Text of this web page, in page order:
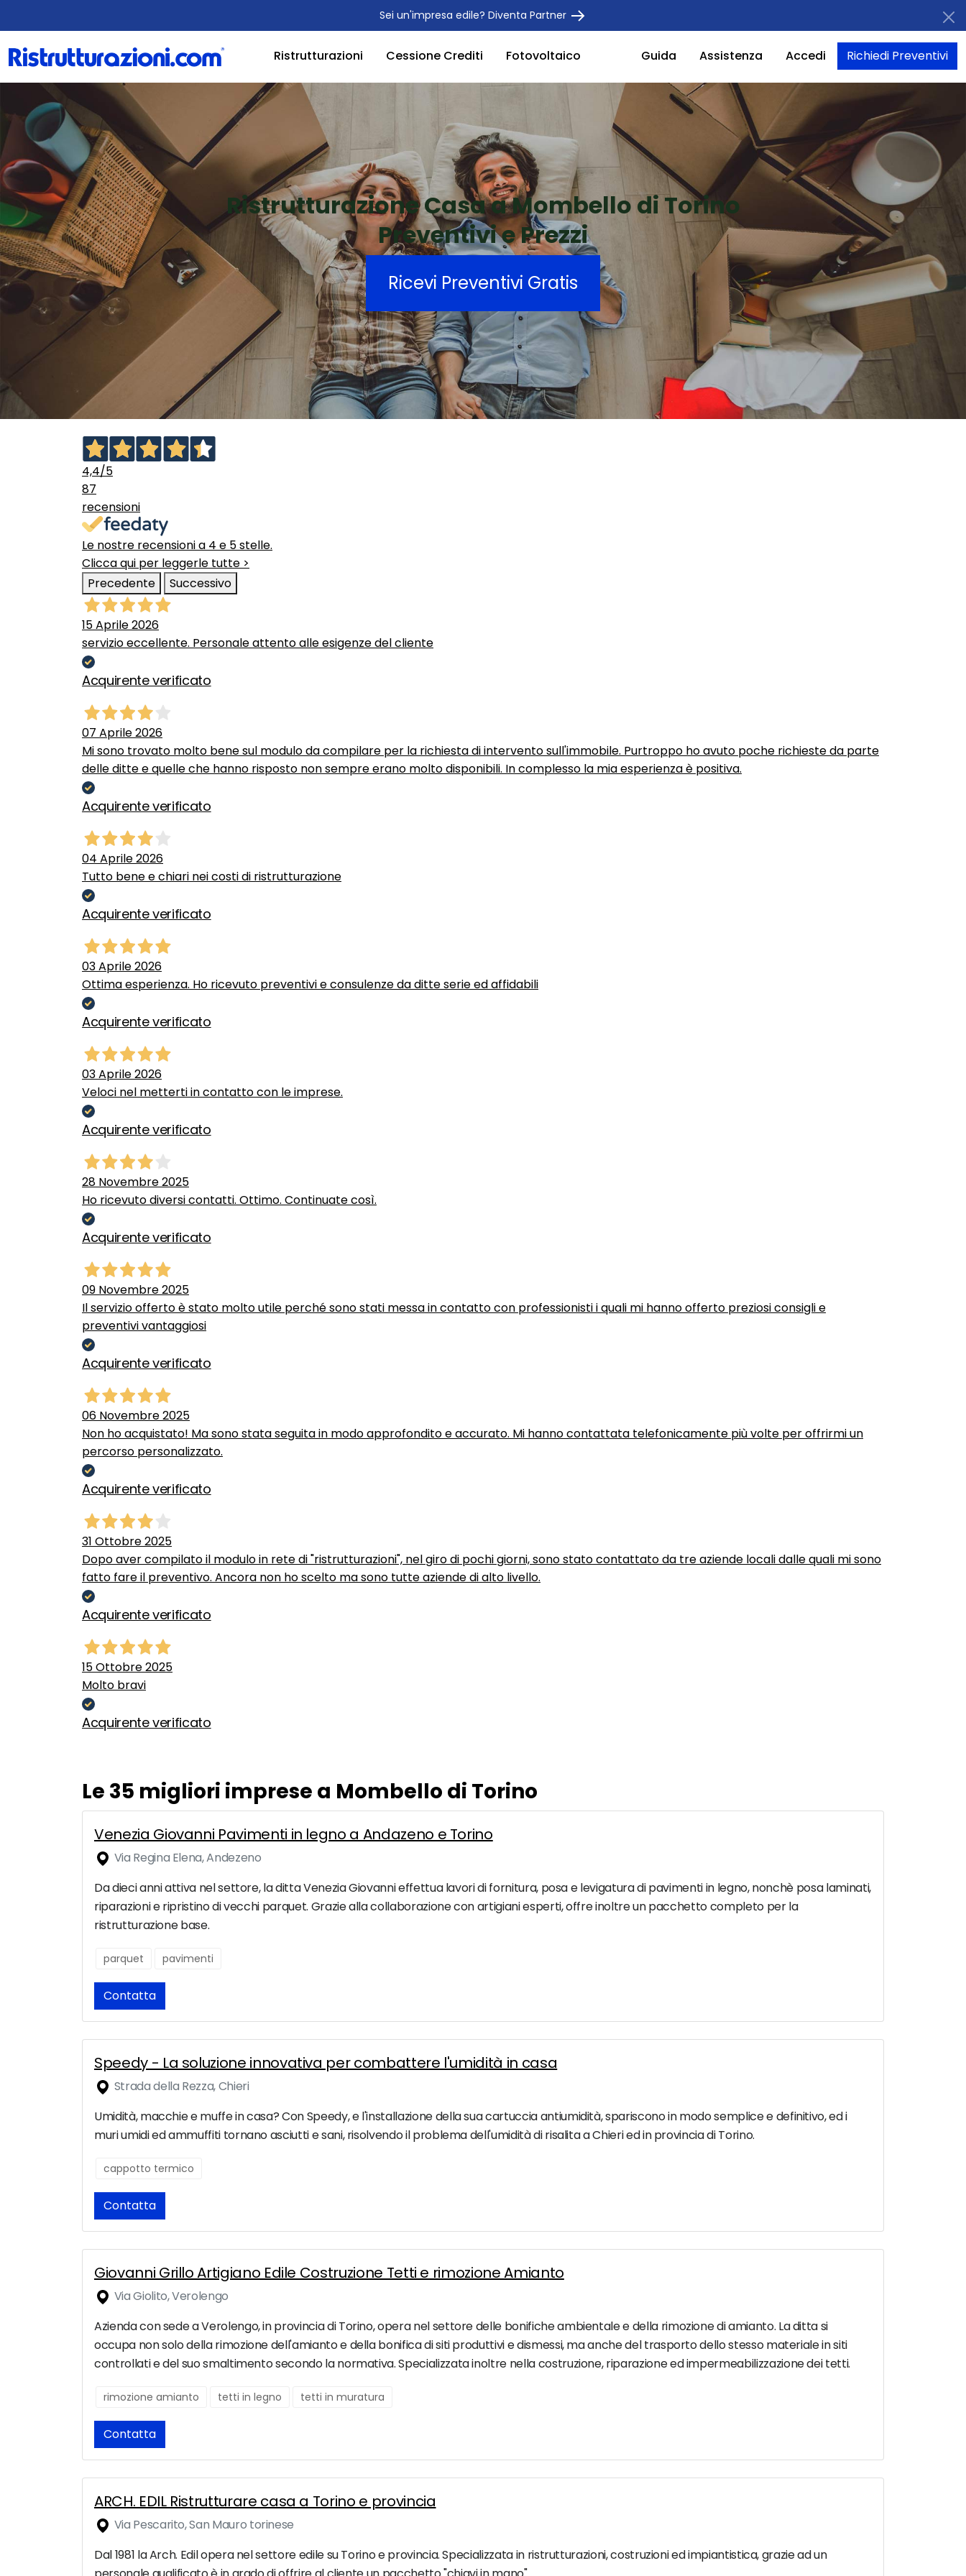
Sei un'impresa edile? Diventa Partner
Ristrutturazioni Cessione Crediti Fotovoltaico Guida Assistenza Accedi Richiedi Preventivi
Ristrutturazione Casa a Mombello di Torino
Preventivi e Prezzi
Ricevi Preventivi Gratis
4,4/5
87
recensioni
Le nostre recensioni a 4 e 5 stelle.
Clicca qui per leggerle tutte >
Precedente
Successivo
15 Aprile 2026
servizio eccellente. Personale attento alle esigenze del cliente
Acquirente verificato
07 Aprile 2026
Mi sono trovato molto bene sul modulo da compilare per la richiesta di intervento sull'immobile. Purtroppo ho avuto poche richieste da parte
delle ditte e quelle che hanno risposto non sempre erano molto disponibili. In complesso la mia esperienza è positiva.
Acquirente verificato
04 Aprile 2026
Tutto bene e chiari nei costi di ristrutturazione
Acquirente verificato
03 Aprile 2026
Ottima esperienza. Ho ricevuto preventivi e consulenze da ditte serie ed affidabili
Acquirente verificato
03 Aprile 2026
Veloci nel metterti in contatto con le imprese.
Acquirente verificato
28 Novembre 2025
Ho ricevuto diversi contatti. Ottimo. Continuate così.
Acquirente verificato
09 Novembre 2025
Il servizio offerto è stato molto utile perché sono stati messa in contatto con professionisti i quali mi hanno offerto preziosi consigli e
preventivi vantaggiosi
Acquirente verificato
06 Novembre 2025
Non ho acquistato! Ma sono stata seguita in modo approfondito e accurato. Mi hanno contattata telefonicamente più volte per offrirmi un
percorso personalizzato.
Acquirente verificato
31 Ottobre 2025
Dopo aver compilato il modulo in rete di "ristrutturazioni", nel giro di pochi giorni, sono stato contattato da tre aziende locali dalle quali mi sono
fatto fare il preventivo. Ancora non ho scelto ma sono tutte aziende di alto livello.
Acquirente verificato
15 Ottobre 2025
Molto bravi
Acquirente verificato
Le 35 migliori imprese a Mombello di Torino
Venezia Giovanni Pavimenti in legno a Andazeno e Torino
Via Regina Elena, Andezeno
Da dieci anni attiva nel settore, la ditta Venezia Giovanni effettua lavori di fornitura, posa e levigatura di pavimenti in legno, nonchè posa laminati,
riparazioni e ripristino di vecchi parquet. Grazie alla collaborazione con artigiani esperti, offre inoltre un pacchetto completo per la
ristrutturazione base.
parquet pavimenti
Contatta
Speedy - La soluzione innovativa per combattere l'umidità in casa
Strada della Rezza, Chieri
Umidità, macchie e muffe in casa? Con Speedy, e l'installazione della sua cartuccia antiumidità, spariscono in modo semplice e definitivo, ed i
muri umidi ed ammuffiti tornano asciutti e sani, risolvendo il problema dell'umidità di risalita a Chieri ed in provincia di Torino.
cappotto termico
Contatta
Giovanni Grillo Artigiano Edile Costruzione Tetti e rimozione Amianto
Via Giolito, Verolengo
Azienda con sede a Verolengo, in provincia di Torino, opera nel settore delle bonifiche ambientale e della rimozione di amianto. La ditta si
occupa non solo della rimozione dell'amianto e della bonifica di siti produttivi e dismessi, ma anche del trasporto dello stesso materiale in siti
controllati e del suo smaltimento secondo la normativa. Specializzata inoltre nella costruzione, riparazione ed impermeabilizzazione dei tetti.
rimozione amianto tetti in legno tetti in muratura
Contatta
ARCH. EDIL Ristrutturare casa a Torino e provincia
Via Pescarito, San Mauro torinese
Dal 1981 la Arch. Edil opera nel settore edile su Torino e provincia. Specializzata in ristrutturazioni, costruzioni ed impiantistica, grazie ad un